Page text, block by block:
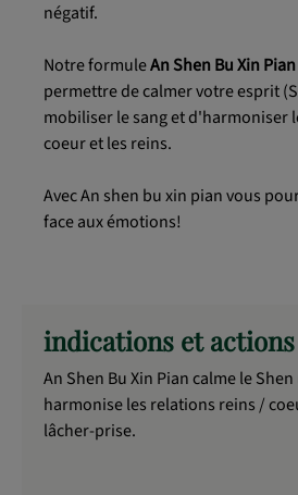
négatif.
Notre formuleAn Shen Bu Xin Pian
permettre de calmer votre esprit
mobiliser le sang et d'harmoniser
coeur et les reins.
Avec An shen bu xin pian vous
face aux émotions!
indications et actions
An Shen Bu Xin Pian calme le
harmonise les relations reins /
lâcher-prise.